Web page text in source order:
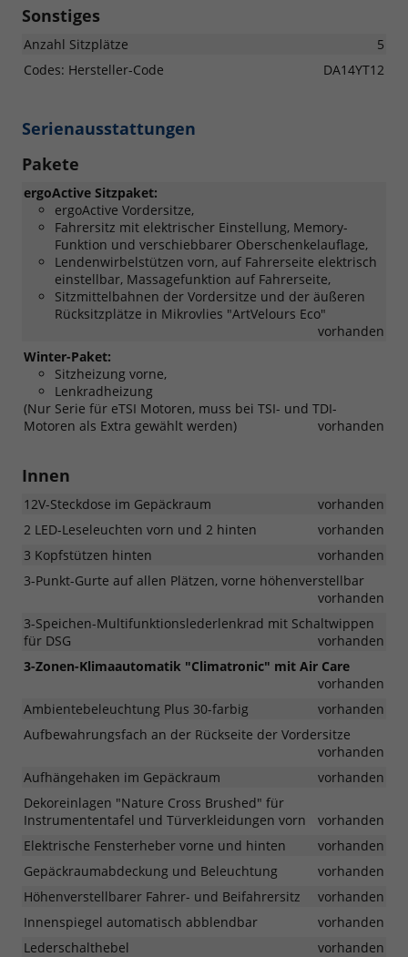
Sonstiges
Anzahl Sitzplätze
5
Codes: Hersteller-Code
DA14YT12
Serienausstattungen
Pakete
ergoActive Sitzpaket:
ergoActive Vordersitze,
Fahrersitz mit elektrischer Einstellung, Memory-
Funktion und verschiebbarer Oberschenkelauflage,
Lendenwirbelstützen vorn, auf Fahrerseite elektrisch
einstellbar, Massagefunktion auf Fahrerseite,
Sitzmittelbahnen der Vordersitze und der äußeren
Rücksitzplätze in Mikrovlies "ArtVelours Eco"
vorhanden
Winter-Paket:
Sitzheizung vorne,
Lenkradheizung
(Nur Serie für eTSI Motoren, muss bei TSI- und TDI-
Motoren als Extra gewählt werden)
vorhanden
Innen
12V-Steckdose im Gepäckraum
vorhanden
2 LED-Leseleuchten vorn und 2 hinten
vorhanden
3 Kopfstützen hinten
vorhanden
3-Punkt-Gurte auf allen Plätzen, vorne höhenverstellbar
vorhanden
3-Speichen-Multifunktionslederlenkrad mit Schaltwippen
für DSG
vorhanden
3-Zonen-Klimaautomatik "Climatronic" mit Air Care
vorhanden
Ambientebeleuchtung Plus 30-farbig
vorhanden
Aufbewahrungsfach an der Rückseite der Vordersitze
vorhanden
Aufhängehaken im Gepäckraum
vorhanden
Dekoreinlagen "Nature Cross Brushed" für
Instrumententafel und Türverkleidungen vorn
vorhanden
Elektrische Fensterheber vorne und hinten
vorhanden
Gepäckraumabdeckung und Beleuchtung
vorhanden
Höhenverstellbarer Fahrer- und Beifahrersitz
vorhanden
Innenspiegel automatisch abblendbar
vorhanden
Lederschalthebel
vorhanden